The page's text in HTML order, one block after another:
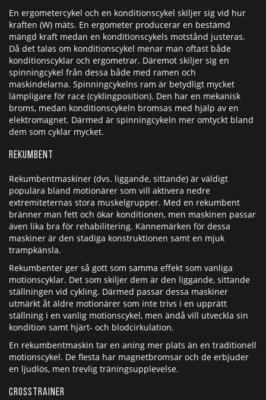
En ergometercykel och en konditionscykel skiljer sig vid hur
kraften (W) mäts. En ergometer producerar en bestämd
mängd kraft medan en konditionscykels motstånd justeras.
Då det talas om konditionscykel menar man oftast både
konditionscyklar och ergometrar. Däremot skiljer sig en
spinningcykel från dessa både med ramen och
maskindelarna. Spinningcykelns ram är betydligt mycket
lämpligare för race (cyklingposition). Den har en mekanisk
broms, medan konditionscykeln bromsas med hjälp av en
elektromagnet. Därmed är spinningcykeln mer omtyckt bland
dem som cyklar mycket.
Rekumbent
Rekumbentmaskiner (dvs. liggande, sittande) är väldigt
populära bland motionärer som vill aktivera nedre
extremiteternas stora muskelgrupper. Med en rekumbent
bränner man fett och ökar konditionen, men maskinen passar
även lika bra för rehabilitering. Kännemärken för dessa
maskiner är den stadiga konstruktionen samt en mjuk
trampkänsla.
Rekumbenter ger så gott som samma effekt som vanliga
motionscyklar. Det som skiljer dem är den liggande, sittande
ställningen vid cykling. Därmed passar dessa maskiner
utmärkt åt äldre motionärer som inte trivs i en upprätt
ställning i en vanlig motionscykel, men ändå vill utveckla sin
kondition samt hjärt- och blodcirkulation.
En rekumbentmaskin tar en aning mer plats än en traditionell
motionscykel. De flesta har magnetbromsar och de erbjuder
en ljudlös, men trevlig träningsupplevelse.
Crosstrainer